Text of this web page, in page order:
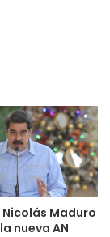
Maduro
nueva AN